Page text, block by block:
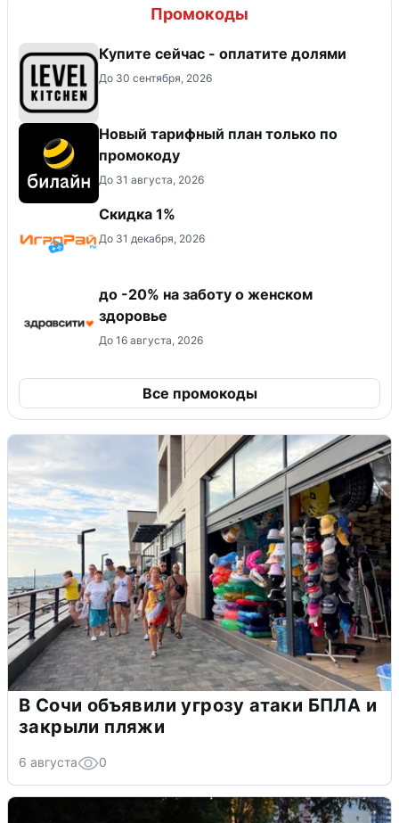
Промокоды
Купите сейчас - оплатите долями
До 30 сентября, 2026
Новый тарифный план только по
промокоду
До 31 августа, 2026
Скидка 1%
До 31 декабря, 2026
до -20% на заботу о женском
здоровье
До 16 августа, 2026
Все промокоды
В Сочи объявили угрозу атаки БПЛА и
закрыли пляжи
6 августа 0